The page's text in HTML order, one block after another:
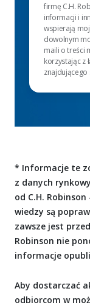
firmę C.H.
informacji i
wspierają
dowolnym
maili o treści
korzystając z
znajdującego
* Informacje te
z danych
od C.H.
wiedzy są
zawsze jest
Robinson nie
informacje
Aby dostarczać
odbiorcom w